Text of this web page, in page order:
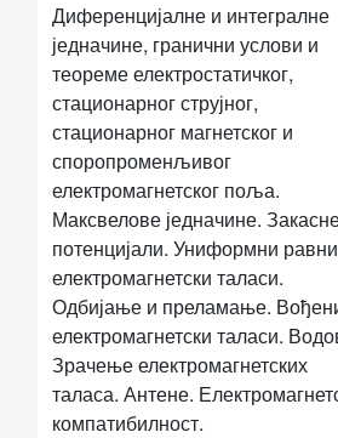
Диференцијалне и интегралне
једначине, гранични услови и
теореме електростатичког,
стационарног струјног,
стационарног магнетског и
споропроменљивог
електромагнетског поља.
Максвелове једначине.
потенцијали. Униформни равни
електромагнетски таласи.
Одбијање и преламање.
електромагнетски таласи.
Зрачење електромагнетских
таласа. Антене.
компатибилност.